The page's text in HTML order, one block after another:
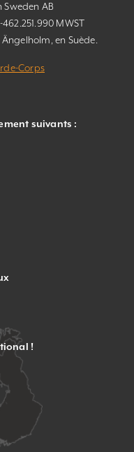
AB
MWST
en Suède.
Corps
suivants :
!